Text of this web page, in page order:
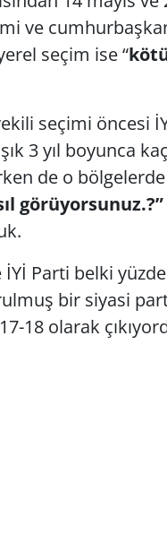
ve
seçim ise “
seçimi öncesi
3 yıl boyunca
de o
görüyorsunuz.?”
Parti belki yüzde
bir siyasi
18 olarak